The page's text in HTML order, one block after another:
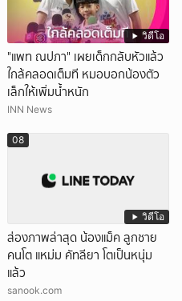
วิดีโอ
"แพท ณปภา" เผยเด็กกลับหัวแล้ว
ใกล้คลอดเต็มที หมอบอกน้องตัว
เล็กให้เพิ่มน้ำหนัก
INN News
วิดีโอ
08
ส่องภาพล่าสุด น้องแม็ค ลูกชาย
คนโต แหม่ม คัทลียา โตเป็นหนุ่ม
แล้ว
sanook.com